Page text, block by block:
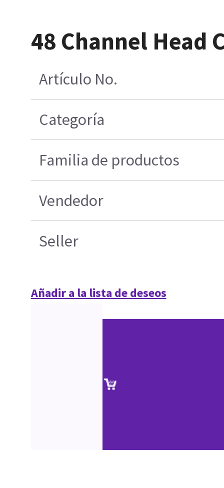
48 Channel Head
Artículo No.
Categoría
Familia de productos
Vendedor
Seller
Añadir a la lista de deseos